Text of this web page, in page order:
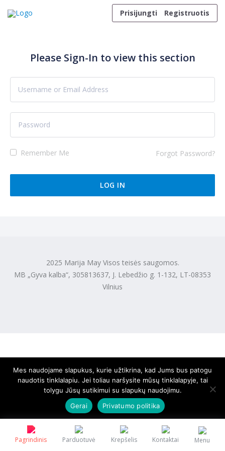
Prisijungti
Registruotis
Pagrindinis Parduotuvė Krepšelis Kontaktai Menu
Please Sign-In to view this section
Remember Me Forgot Password?
2025 Marija May Visos teisės saugomos.
MB „Gyva kalba“, 305813637, J. Lebedžio g. 1-132, LT-08353
Vilnius
Mes naudojame slapukus, kurie užtikrina, kad Jums bus patogu
naudotis tinklalapiu. Jei toliau naršysite mūsų tinklalapyje, tai
tolygu Jūsų sutikimui su slapukų naudojimu.
Gerai
Privatumo politika